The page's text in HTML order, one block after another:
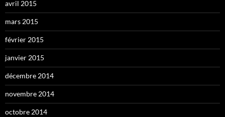
avril 2015
mars 2015
février 2015
janvier 2015
décembre 2014
novembre 2014
octobre 2014